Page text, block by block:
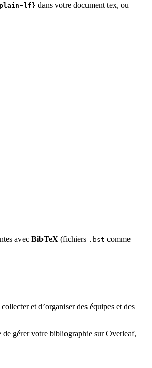
lf} dans votre document tex, ou
avec BibTeX (fichiers .bst comme
et d’organiser des équipes et des
gérer votre bibliographie sur Overleaf,